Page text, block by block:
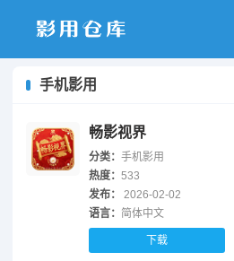
手机影用
畅影视界
分类： 手机影用
热度： 533
发布：
2026-02-02
语言： 简体中文
下载